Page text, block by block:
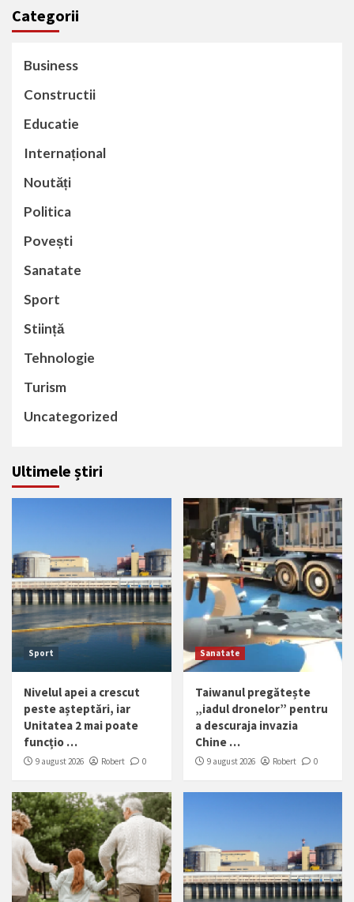
Categorii
Business
Constructii
Educatie
Internațional
Noutăți
Politica
Povești
Sanatate
Sport
Stiință
Tehnologie
Turism
Uncategorized
Ultimele știri
Sport
Nivelul apei a crescut
peste așteptări, iar
Unitatea 2 mai poate
funcțio …
9 august 2026 Robert 0
Sanatate
Taiwanul pregătește
„iadul dronelor” pentru
a descuraja invazia
Chine …
9 august 2026 Robert 0